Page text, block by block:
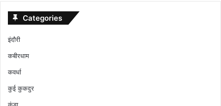
Categories
इंदौरी
कबीरधाम
कवर्धा
कुई कुकदुर
कुंडा